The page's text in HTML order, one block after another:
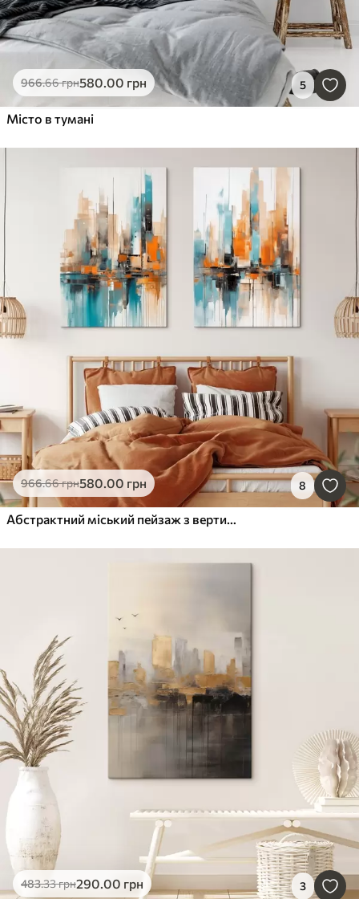
966.66грн580.00 грн 5
Місто в тумані
966.66грн580.00 грн 8
Абстрактний міський пейзаж з вертикальними мазками в відтінках оранжевого, синього та білого, стиль живопису
483.33грн290.00 грн 3